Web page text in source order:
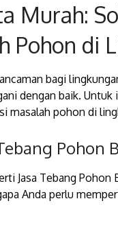
Murah:
Pohon di
bagi
dengan baik. Untuk
masalah pohon di
Pohon
Jasa Tebang Pohon
Anda perlu